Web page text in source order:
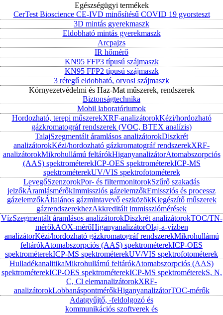
Egészségügyi termékek
CerTest Bioscience CE-IVD minősítésű COVID 19 gyorsteszt
3D mintás gyerekmaszk
Eldobható mintás gyerekmaszk
Arcpajzs
IR hőmérő
KN95 FFP3 típusú szájmaszk
KN95 FFP2 típusú szájmaszk
3 rétegű eldobható, orvosi szájmaszk
Környezetvédelmi és Haz-Mat műszerek, rendszerek
Biztonságtechnika
Mobil laboratóriumok
Hordozható, terepi műszerekXRF-analizátorokKézi/hordozható
gázkromatográf rendszerek (VOC, BTEX analízis)
TalajSzegmentált áramlásos analizátorokDiszkrét
analizátorokKézi/hordozható gázkromatográf rendszerekXRF-
analizátorokMikrohullámú feltárókHiganyanalizátorAtomabszorpciós
(AAS) spektrométerekICP-OES spektrométerekICP-MS
spektrométerekUV/VIS spektrofotométerek
LevegőSzenzorokPor- és filtermonitorokSzűrő szakadás
jelzőkÁramlásmérőkImmissziós gázelemzőkEmissziós és processz
gázelemzőkÁltalános gázmintavevő eszközökKiegészítő műszerek
gázrendszerekhezAkkreditált immissziómérések
VízSzegmentált áramlásos analizátorokDiszkrét analizátorokTOC/TN-
mérőkAOX-mérőHiganyanalizátorOlaj-a-vízben
analizátorKézi/hordozható gázkromatográf rendszerekMikrohullámú
feltárókAtomabszorpciós (AAS) spektrométerekICP-OES
spektrométerekICP-MS spektrométerekUV/VIS spektrofotométerek
HulladékanalitikaMikrohullámú feltárókAtomabszorpciós (AAS)
spektrométerekICP-OES spektrométerekICP-MS spektrométerekS, N,
C, Cl elemanalizátorokXRF-
analizátorokLobbanáspontmérőkHiganyanalizátorTOC-mérők
Adatgyűjtő, -feldolgozó és
kommunikációs szoftverek és